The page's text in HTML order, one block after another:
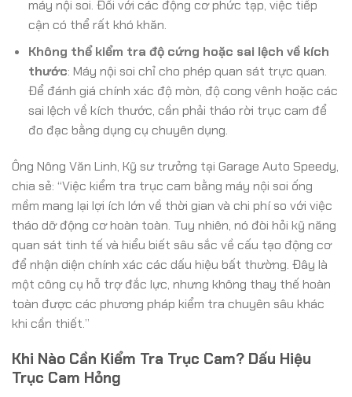
máy nội soi. Đối với các động cơ phức tạp, việc tiếp
cận có thể rất khó khăn.
Không thể kiểm tra độ cứng hoặc sai lệch về kích
thước: Máy nội soi chỉ cho phép quan sát trực quan.
Để đánh giá chính xác độ mòn, độ cong vênh hoặc các
sai lệch về kích thước, cần phải tháo rời trục cam để
đo đạc bằng dụng cụ chuyên dụng.
Ông Nông Văn Linh, Kỹ sư trưởng tại Garage Auto Speedy,
chia sẻ: “Việc kiểm tra trục cam bằng máy nội soi ống
mềm mang lại lợi ích lớn về thời gian và chi phí so với việc
tháo dỡ động cơ hoàn toàn. Tuy nhiên, nó đòi hỏi kỹ năng
quan sát tinh tế và hiểu biết sâu sắc về cấu tạo động cơ
để nhận diện chính xác các dấu hiệu bất thường. Đây là
một công cụ hỗ trợ đắc lực, nhưng không thay thế hoàn
toàn được các phương pháp kiểm tra chuyên sâu khác
khi cần thiết.”
Khi Nào Cần Kiểm Tra Trục Cam? Dấu Hiệu
Trục Cam Hỏng